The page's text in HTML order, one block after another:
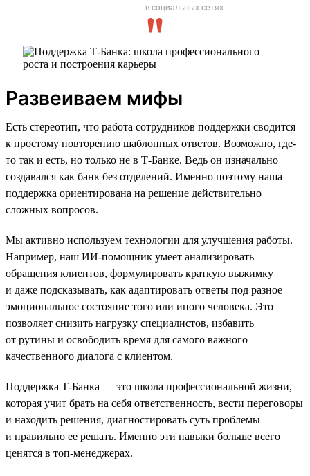
в социальных сетях
Развеиваем мифы
Есть стереотип, что работа сотрудников поддержки сводится
к простому повторению шаблонных ответов. Возможно, где-
то так и есть, но только не в Т-Банке. Ведь он изначально
создавался как банк без отделений. Именно поэтому наша
поддержка ориентирована на решение действительно
сложных вопросов.
Мы активно используем технологии для улучшения работы.
Например, наш ИИ-помощник умеет анализировать
обращения клиентов, формулировать краткую выжимку
и даже подсказывать, как адаптировать ответы под разное
эмоциональное состояние того или иного человека. Это
позволяет снизить нагрузку специалистов, избавить
от рутины и освободить время для самого важного —
качественного диалога с клиентом.
Поддержка Т-Банка — это школа профессиональной жизни,
которая учит брать на себя ответственность, вести переговоры
и находить решения, диагностировать суть проблемы
и правильно ее решать. Именно эти навыки больше всего
ценятся в топ-менеджерах.